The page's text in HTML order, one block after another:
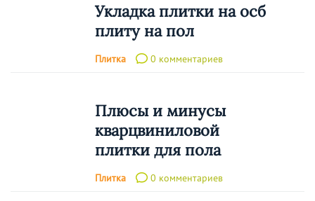
Укладка плитки на осб
плиту на пол
Плитка 0 комментариев
Плюсы и минусы
кварцвиниловой
плитки для пола
Плитка 0 комментариев